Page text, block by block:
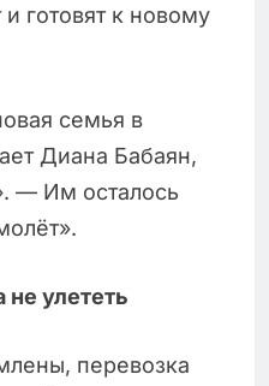
готовят к новому
семья в
Диана Бабаян,
— Им осталось
улететь
перевозка